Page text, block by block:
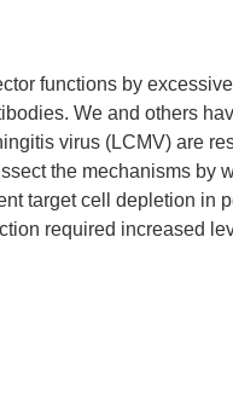
functions by
We and others
virus (LCMV) are
the mechanisms by
target cell depletion in
required increased